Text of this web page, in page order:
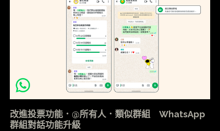
改進投票功能．@所有人．類似群組 WhatsApp
群組對話功能升級